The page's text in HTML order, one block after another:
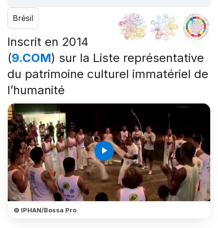
Brésil
Inscrit en 2014
(9.COM) sur la Liste représentative
du patrimoine culturel immatériel de
l’humanité
play_arrow
© IPHAN/Bossa Pro